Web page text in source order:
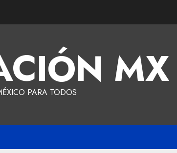
MX
PARA TODOS